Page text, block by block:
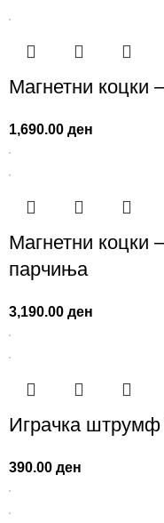
Магнетни коцки
1,690.00ден
Магнетни коцки
парчиња
3,190.00ден
Играчка штрумф
390.00ден